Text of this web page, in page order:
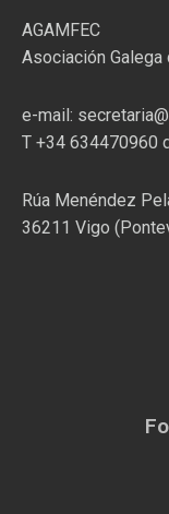
AGAMFEC
Asociación
e-mail:
T +34 634470960
Rúa Menéndez
36211 Vigo